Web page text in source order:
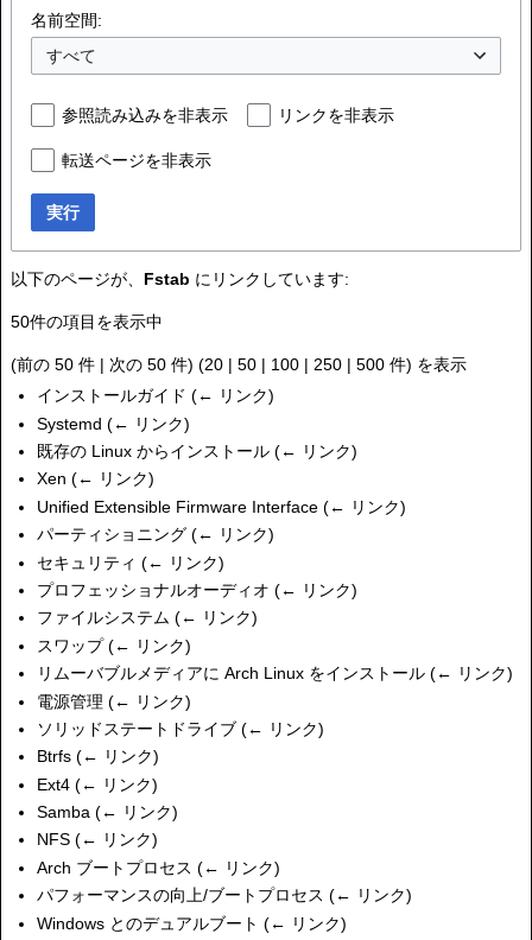
名前空間:
すべて
参照読み込みを非表示 リンクを非表示
転送ページを非表示
実行
以下のページが、 Fstab にリンクしています:
50件の項目を表示中
(前の 50 件 | 次の 50 件) (20 | 50 | 100 | 250 | 500 件) を表示
インストールガイド (← リンク)
Systemd (← リンク)
既存の Linux からインストール (← リンク)
Xen (← リンク)
Unified Extensible Firmware Interface (← リンク)
パーティショニング (← リンク)
セキュリティ (← リンク)
プロフェッショナルオーディオ (← リンク)
ファイルシステム (← リンク)
スワップ (← リンク)
リムーバブルメディアに Arch Linux をインストール (← リンク)
電源管理 (← リンク)
ソリッドステートドライブ (← リンク)
Btrfs (← リンク)
Ext4 (← リンク)
Samba (← リンク)
NFS (← リンク)
Arch ブートプロセス (← リンク)
パフォーマンスの向上/ブートプロセス (← リンク)
Windows とのデュアルブート (← リンク)